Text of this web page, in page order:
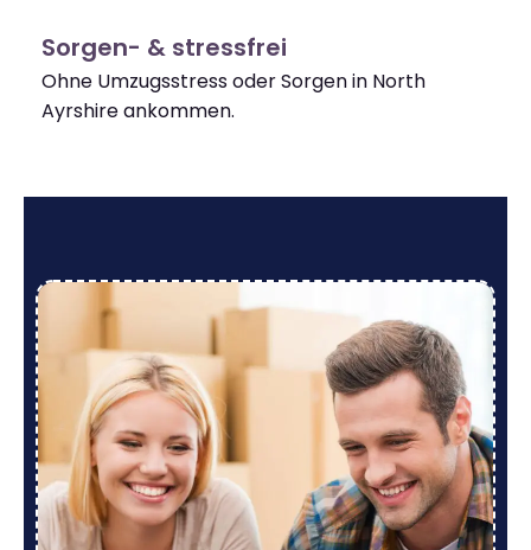
Sorgen- & stressfrei
Ohne Umzugsstress oder Sorgen in North
Ayrshire ankommen.